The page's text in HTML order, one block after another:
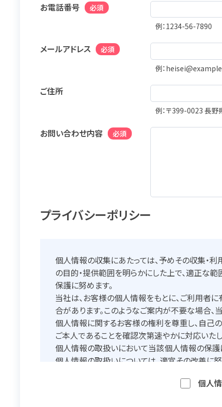
お電話番号
必須
例：1234-56-7890
メールアドレス
必須
例：
ご住所
例：〒399-0023 長
お問い合わせ内容 必須
プライバシーポリシー
個人情報の収集にあたっては、予めその収集・
の目的・提供範囲を明らかにした上で、適正な
保護に努めます。
当社は、お客様の個人情報をもとに、ご利用者
合があります。このようなご案内が不要な場合、
個人情報に関するお客様の権利を尊重し、自己
ご本人であることを確認次第速やかに対応いたし
個人情報の取扱いにおいて当該個人情報の保護
個人情報の取扱いについては、適宜その改善に努
個人